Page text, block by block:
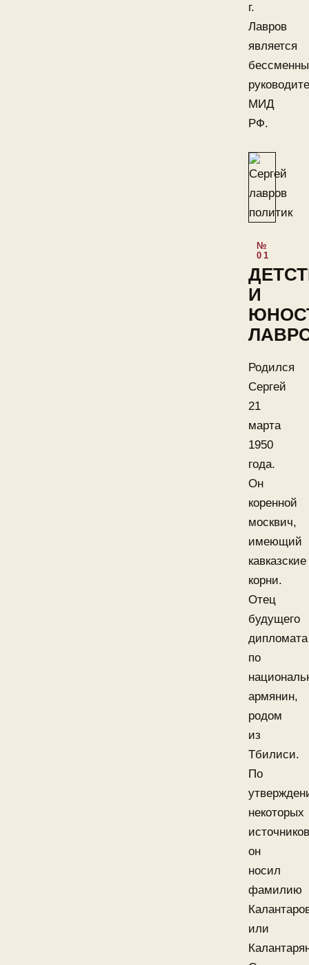
г.
Лавров
является
МИД
РФ.
И
Родился
Сергей
21
марта
1950
года.
Он
коренной
москвич,
имеющий
кавказские
корни.
Отец
будущего
дипломата
по
армянин,
родом
из
Тбилиси.
По
некоторых
он
носил
фамилию
или